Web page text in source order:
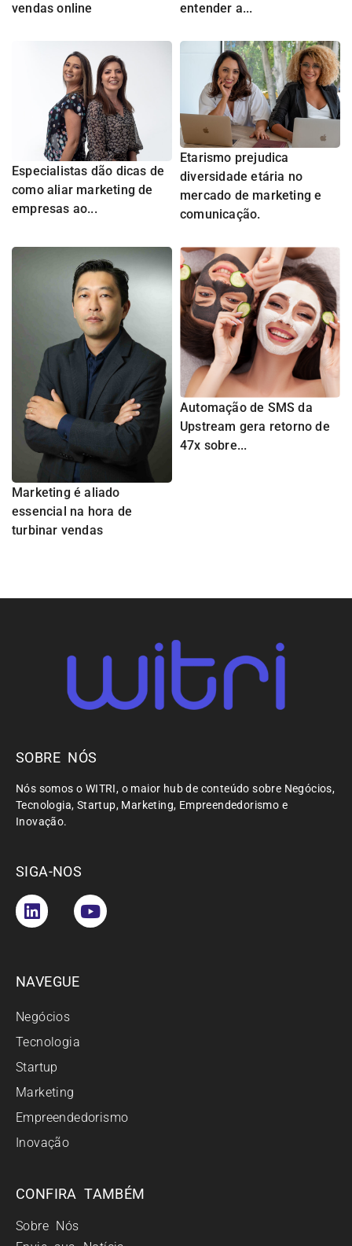
vendas online
entender a...
Especialistas dão dicas de
como aliar marketing de
empresas ao...
Etarismo prejudica
diversidade etária no
mercado de marketing e
comunicação.
Marketing é aliado
essencial na hora de
turbinar vendas
Automação de SMS da
Upstream gera retorno de
47x sobre...
SOBRE NÓS
Nós somos o WITRI, o maior hub de conteúdo sobre Negócios,
Tecnologia, Startup, Marketing, Empreendedorismo e
Inovação.
SIGA-NOS
NAVEGUE
Negócios
Tecnologia
Startup
Marketing
Empreendedorismo
Inovação
CONFIRA TAMBÉM
Sobre Nós